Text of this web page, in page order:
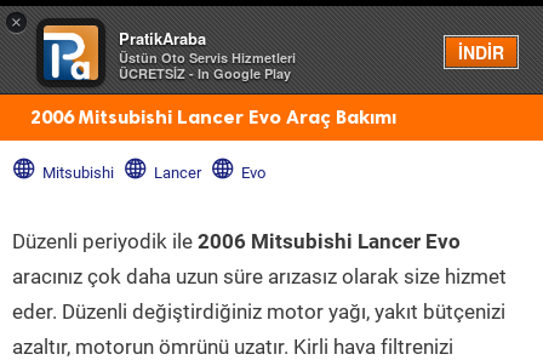
×
PratikAraba
Üstün Oto Servis Hizmetleri
ÜCRETSİZ - In Google Play
İNDİR
Menü
2006 Mitsubishi Lancer Evo Araç Bakımı
Mitsubishi Lancer Evo
Düzenli periyodik ile 2006 Mitsubishi Lancer Evo
aracınız çok daha uzun süre arızasız olarak size hizmet
eder. Düzenli değiştirdiğiniz motor yağı, yakıt bütçenizi
azaltır, motorun ömrünü uzatır. Kirli hava filtrenizi